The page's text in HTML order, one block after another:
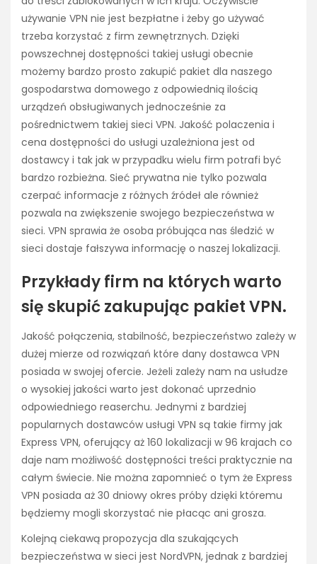
używanie VPN nie jest bezpłatne i żeby go używać
trzeba korzystać z firm zewnętrznych. Dzięki
powszechnej dostępności takiej usługi obecnie
możemy bardzo prosto zakupić pakiet dla naszego
gospodarstwa domowego z odpowiednią ilością
urządzeń obsługiwanych jednocześnie za
pośrednictwem takiej sieci VPN. Jakość polaczenia i
cena dostępności do usługi uzależniona jest od
dostawcy i tak jak w przypadku wielu firm potrafi być
bardzo rozbieżna. Sieć prywatna nie tylko pozwala
czerpać informacje z różnych źródeł ale również
pozwala na zwiększenie swojego bezpieczeństwa w
sieci. VPN sprawia że osoba próbująca nas śledzić w
sieci dostaje fałszywa informację o naszej lokalizacji.
Przykłady firm na których warto
się skupić zakupując pakiet VPN.
Jakość połączenia, stabilność, bezpieczeństwo zależy w
dużej mierze od rozwiązań które dany dostawca VPN
posiada w swojej ofercie. Jeżeli zależy nam na usłudze
o wysokiej jakości warto jest dokonać uprzednio
odpowiedniego reaserchu. Jednymi z bardziej
popularnych dostawców usługi VPN są takie firmy jak
Express VPN, oferujący aż 160 lokalizacji w 96 krajach co
daje nam możliwość dostępności treści praktycznie na
całym świecie. Nie można zapomnieć o tym że Express
VPN posiada aż 30 dniowy okres próby dzięki któremu
będziemy mogli skorzystać nie płacąc ani grosza.
Kolejną ciekawą propozycja dla szukających
bezpieczeństwa w sieci jest NordVPN, jednak z bardziej